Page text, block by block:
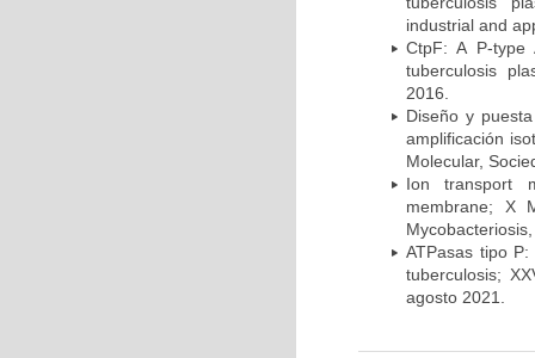
industrial and
CtpF: A P-type
tuberculosis
2016.
Diseño y
amplificación
Molecular,
Ion transport
membrane; X
ATPasas tipo
tuberculosis;
agosto 2021.